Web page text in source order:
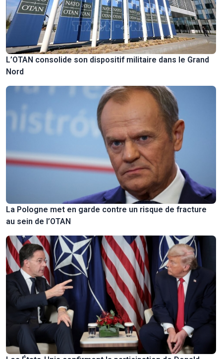
L’OTAN consolide son dispositif militaire dans le Grand
Nord
La Pologne met en garde contre un risque de fracture
au sein de l’OTAN